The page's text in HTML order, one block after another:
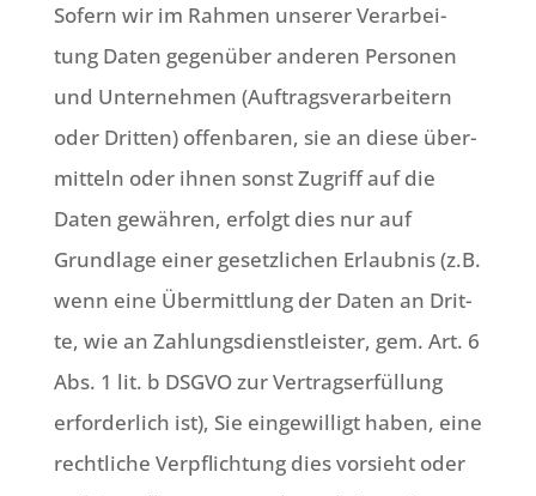
Sofern wir im Rah­men unse­rer Ver­ar­bei­
tung Daten gegen­über ande­ren Per­so­nen
und Unter­neh­men (Auf­trags­ver­ar­bei­tern
oder Drit­ten) offen­ba­ren, sie an die­se über­
mit­teln oder ihnen sonst Zugriff auf die
Daten gewäh­ren, erfolgt dies nur auf
Grund­la­ge einer gesetz­li­chen Erlaub­nis (z.B.
wenn eine Über­mitt­lung der Daten an Drit­
te, wie an Zah­lungs­dienst­lei­ster, gem. Art. 6
Abs. 1 lit. b DSGVO zur Ver­trags­er­fül­lung
erfor­der­lich ist), Sie ein­ge­wil­ligt haben, eine
recht­li­che Ver­pflich­tung dies vor­sieht oder